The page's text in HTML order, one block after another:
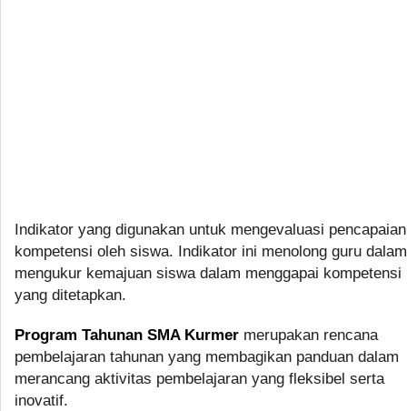
Indikator yang digunakan untuk mengevaluasi pencapaian
kompetensi oleh siswa. Indikator ini menolong guru dalam
mengukur kemajuan siswa dalam menggapai kompetensi
yang ditetapkan.
Program Tahunan SMA Kurmer merupakan rencana
pembelajaran tahunan yang membagikan panduan dalam
merancang aktivitas pembelajaran yang fleksibel serta
inovatif.